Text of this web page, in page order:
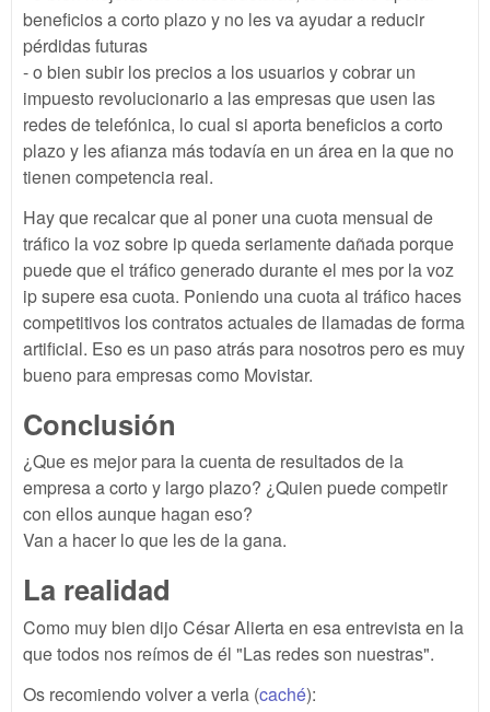
beneficios a corto plazo y no les va ayudar a reducir
pérdidas futuras
- o bien subir los precios a los usuarios y cobrar un
impuesto revolucionario a las empresas que usen las
redes de telefónica, lo cual si aporta beneficios a corto
plazo y les afianza más todavía en un área en la que no
tienen competencia real.
Hay que recalcar que al poner una cuota mensual de
tráfico la voz sobre ip queda seriamente dañada porque
puede que el tráfico generado durante el mes por la voz
ip supere esa cuota. Poniendo una cuota al tráfico haces
competitivos los contratos actuales de llamadas de forma
artificial. Eso es un paso atrás para nosotros pero es muy
bueno para empresas como Movistar.
Conclusión
¿Que es mejor para la cuenta de resultados de la
empresa a corto y largo plazo? ¿Quien puede competir
con ellos aunque hagan eso?
Van a hacer lo que les de la gana.
La realidad
Como muy bien dijo César Alierta en esa entrevista en la
que todos nos reímos de él "Las redes son nuestras".
Os recomiendo volver a verla (caché):